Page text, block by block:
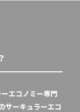
エコノミー専門
サーキュラーエコ